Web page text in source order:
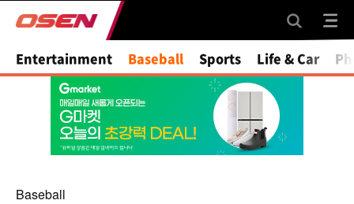
Mute
Entertainment Baseball Sports Life & Car
Baseball